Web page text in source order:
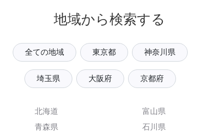
地域から検索する
全ての地域 東京都 神奈川県
埼玉県 大阪府 京都府
北海道
青森県
富山県
石川県